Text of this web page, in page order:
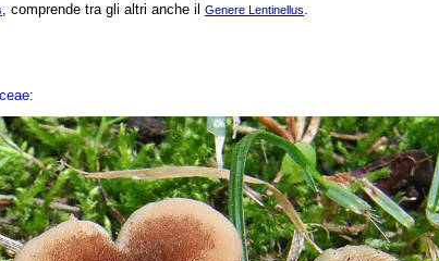
, comprende tra gli altri anche il Genere Lentinellus.
: